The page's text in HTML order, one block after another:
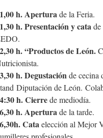
h. Aperturade la Feria.
h. Presentación y cata
h. “Productos de León.
h. Degustaciónde cecina
Diputación de León.
h. Cierrede mediodía.
h. Aperturade la tarde.
Cataelección al Mejor